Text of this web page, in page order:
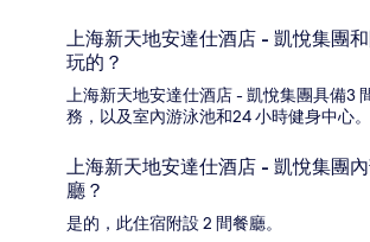
上海新天地安達仕酒店 - 凱悅集團
玩的？
上海新天地安達仕酒店 - 凱悅集團具備3
務，以及室內游泳池和24 小時健身中心。
上海新天地安達仕酒店 - 凱悅集團
廳？
是的，此住宿附設 2 間餐廳。